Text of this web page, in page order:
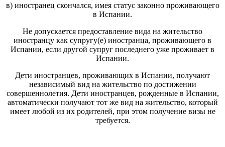
в) иностранец скончался, имея статус законно проживающего
в Испании.
Не допускается предоставление вида на жительство
иностранцу как супругу(е) иностранца, проживающего в
Испании, если другой супруг последнего уже проживает в
Испании.
Дети иностранцев, проживающих в Испании, получают
независимый вид на жительство по достижении
совершеннолетия. Дети иностранцев, рожденные в Испании,
автоматически получают тот же вид на жительство, который
имеет любой из их родителей, при этом получение визы не
требуется.